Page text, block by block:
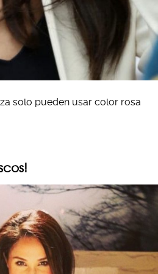
solo pueden usar color rosa